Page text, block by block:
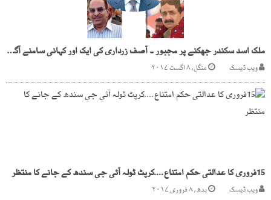
ملک اسد سکندر جھکنے پر مجبور ۔ آصف زرداری کی ایک اور کہانی سامنے آگئی!
ویب ڈیسک منگل, ۸ اگست ۲۰۱۷
15فروری کا عدالتی حکم امتناع....کرپٹ ٹولہ آئی جی سندھ کے جانے کا منتظر
ویب ڈیسک بدھ, ۸ فروری ۲۰۱۷